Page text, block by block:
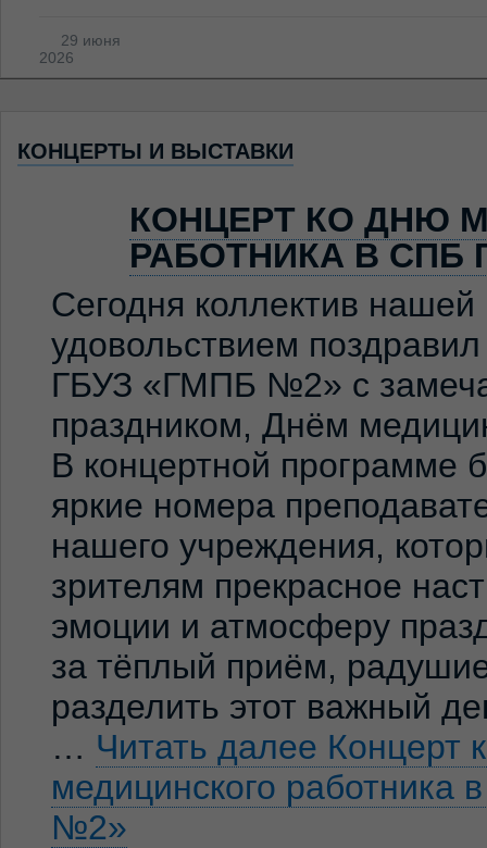
29 июня
2026
КОНЦЕРТЫ И ВЫСТАВКИ
КОНЦЕРТ КО ДНЮ
РАБОТНИКА В СПБ
Сегодня коллектив
удовольствием
ГБУЗ «ГМПБ №2» с
праздником, Днём
В концертной программе
яркие номера
нашего учреждения,
зрителям прекрасное
эмоции и атмосферу
за тёплый приём,
разделить этот важный
… Читать далее Концерт
медицинского
№2»